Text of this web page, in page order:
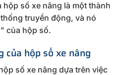
số xe nâng là một thành
truyền động, và nó
của hộp số.
của hộp số xe nâng
số xe nâng dựa trên việc